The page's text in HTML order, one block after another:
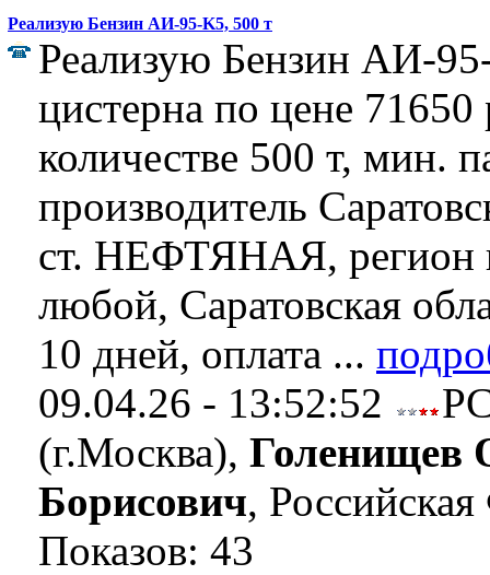
Реализую Бензин АИ-95-K5, 500 т
Реализую Бензин АИ-
цистерна по цене 71650
количестве 500 т, мин.
производитель
ст. НЕФТЯНАЯ, регион
любой, Саратовская
10 дней, оплата ...
09.04.26 - 13:52:52
(г.Москва), Голенищев
Борисович,
Показов: 43